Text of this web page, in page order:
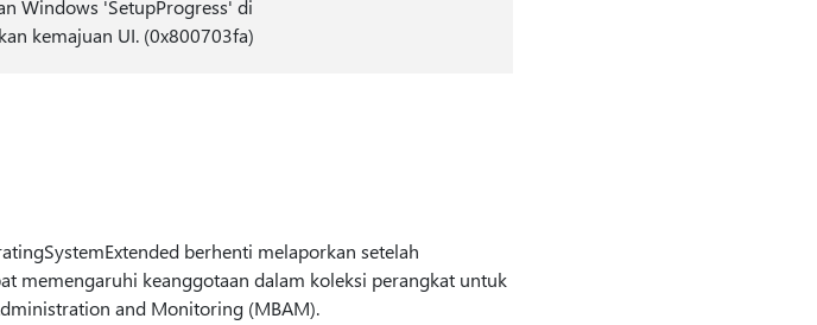
Windows 'SetupProgress' di
kemajuan UI. (0x800703fa)
berhenti melaporkan setelah
memengaruhi keanggotaan dalam koleksi perangkat untuk
and Monitoring (MBAM).